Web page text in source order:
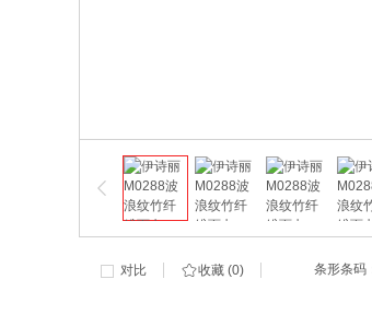
对比 收藏 (0) 条形条码